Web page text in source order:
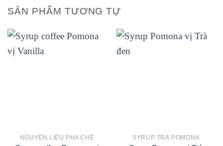
SẢN PHẨM TƯƠNG TỰ
NGUYÊN LIỆU PHA CHẾ SYRUP TRÀ POMONA